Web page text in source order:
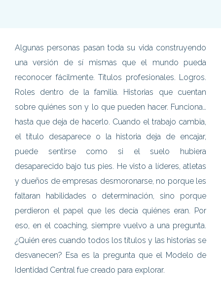
Algunas personas pasan toda su vida construyendo
una versión de sí mismas que el mundo pueda
reconocer fácilmente. Títulos profesionales. Logros.
Roles dentro de la familia. Historias que cuentan
sobre quiénes son y lo que pueden hacer. Funciona…
hasta que deja de hacerlo. Cuando el trabajo cambia,
el título desaparece o la historia deja de encajar,
puede sentirse como si el suelo hubiera
desaparecido bajo tus pies. He visto a líderes, atletas
y dueños de empresas desmoronarse, no porque les
faltaran habilidades o determinación, sino porque
perdieron el papel que les decía quiénes eran. Por
eso, en el coaching, siempre vuelvo a una pregunta.
¿Quién eres cuando todos los títulos y las historias se
desvanecen? Esa es la pregunta que el Modelo de
Identidad Central fue creado para explorar.